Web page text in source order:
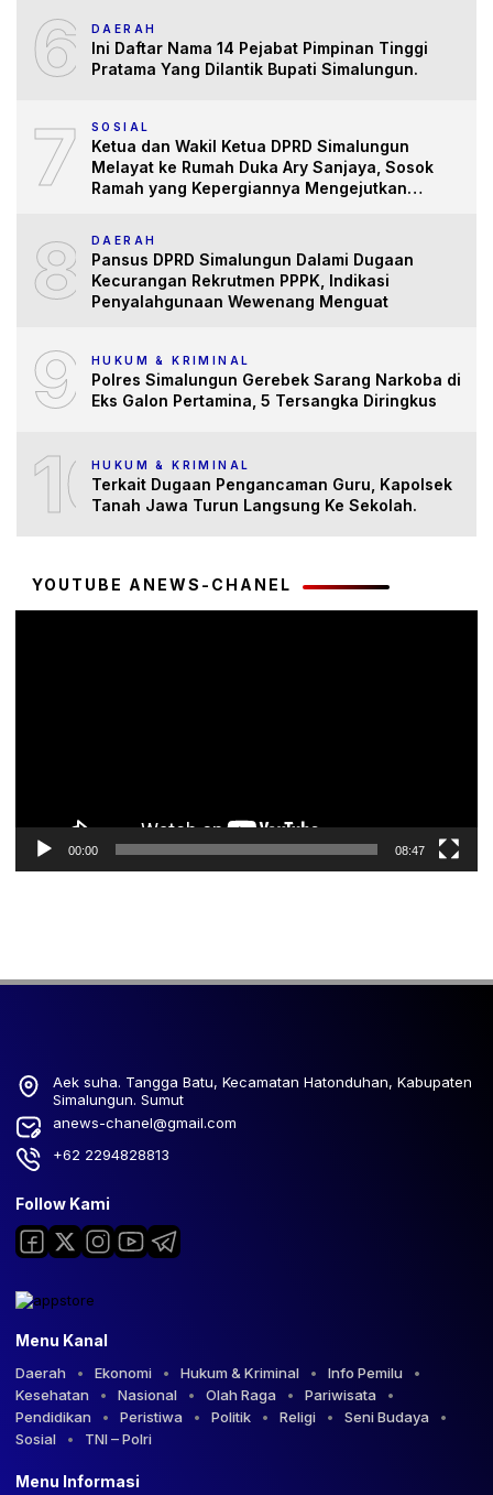
6 DAERAH
Ini Daftar Nama 14 Pejabat Pimpinan Tinggi
Pratama Yang Dilantik Bupati Simalungun.
7 SOSIAL
Ketua dan Wakil Ketua DPRD Simalungun
Melayat ke Rumah Duka Ary Sanjaya, Sosok
Ramah yang Kepergiannya Mengejutkan
8 DAERAH
Pansus DPRD Simalungun Dalami Dugaan
Kecurangan Rekrutmen PPPK, Indikasi
Penyalahgunaan Wewenang Menguat
9 HUKUM & KRIMINAL
Polres Simalungun Gerebek Sarang Narkoba di
Eks Galon Pertamina, 5 Tersangka Diringkus
10HUKUM & KRIMINAL
Terkait Dugaan Pengancaman Guru, Kapolsek
Tanah Jawa Turun Langsung Ke Sekolah.
YOUTUBE ANEWS-CHANEL
00:00 08:47
Aek suha. Tangga Batu, Kecamatan Hatonduhan, Kabupaten
Simalungun. Sumut
anews-chanel@gmail.com
+62 2294828813
Follow Kami
Menu Kanal
Daerah Ekonomi Hukum & Kriminal
Info Pemilu
Kesehatan
Nasional Olah Raga
Pariwisata
Pendidikan
Peristiwa Politik Religi
Seni Budaya
Sosial
TNI – Polri
Menu Informasi